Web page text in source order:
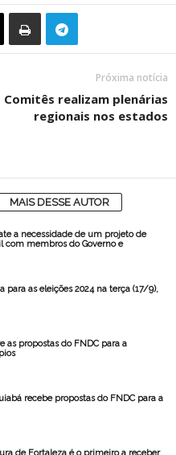
Próxima notícia
Comitês realizam plenárias
regionais nos estados
MAIS DESSE AUTOR
a necessidade de um projeto de
com membros do Governo e
para as eleições 2024 na terça (17/9),
as propostas do FNDC para a
recebe propostas do FNDC para a